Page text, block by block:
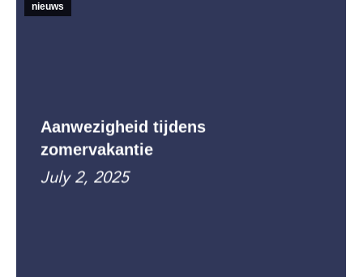
nieuws
Aanwezigheid tijdens
zomervakantie
July 2, 2025